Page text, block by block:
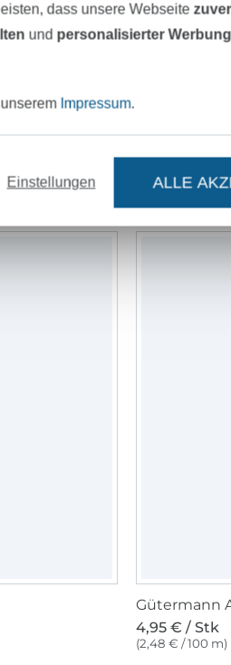
dazu
Schnittmuster
Gütermann
4,95 € / Stk
(2,48 € / 100 m)
dass unsere Webseite
und personalisierter Werbung
Impressum.
Einstellungen ALLE